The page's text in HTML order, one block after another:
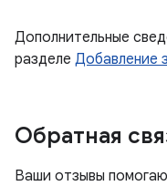
Дополнительные
разделе Добавление
Обратная
Ваши отзывы